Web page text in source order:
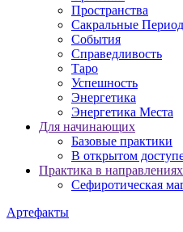
Пространства
Сакральные
События
Справедливость
Таро
Успешность
Энергетика
Энергетика Места
Для начинающих
Базовые практики
В открытом
Практика в направлениях
Сефиротическая
Артефакты